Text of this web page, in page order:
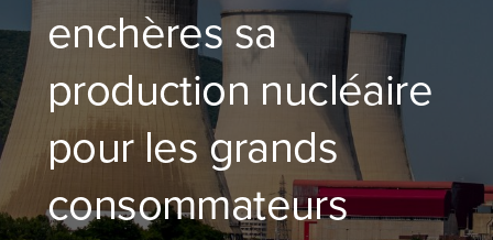
Blog
Devenir partenaire
Contactez-nous
enchères sa
production nucléaire
pour les grands
consommateurs